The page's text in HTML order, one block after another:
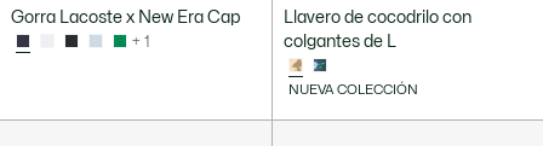
Gorra Lacoste x New Era Cap
+ 1
Llavero de cocodrilo con
colgantes de L
NUEVA COLECCIÓN